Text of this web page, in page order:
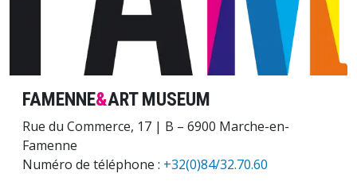
FAMENNE&ART MUSEUM
Rue du Commerce, 17 | B – 6900 Marche-en-
Famenne
Numéro de téléphone : +32(0)84/32.70.60